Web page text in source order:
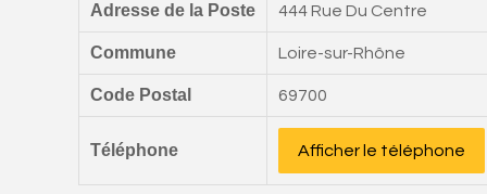
Adresse de la Poste 444 Rue Du Centre
Commune Loire-sur-Rhône
Code Postal 69700
Téléphone Afficher le téléphone